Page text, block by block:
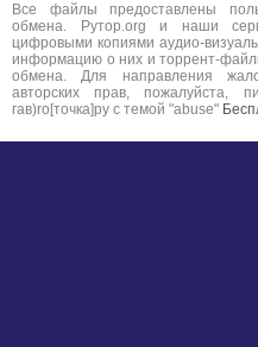
Все файлы предоставлены
обмена. Рутор.org и наши
цифровыми копиями аудио-
информацию о них и торрент-
обмена. Для направления
авторских прав, пожалуйста,
гав)ro[точка]ру с темой "abuse"